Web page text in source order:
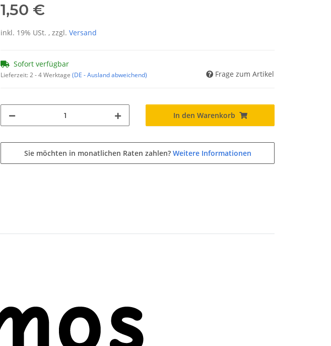
1,50 €
inkl. 19% USt. , zzgl. Versand
Sofort verfügbar
Lieferzeit:2 - 4 Werktage (DE - Ausland abweichend) Frage zum Artikel
In den Warenkorb
Sie möchten in monatlichen Raten zahlen? Weitere Informationen